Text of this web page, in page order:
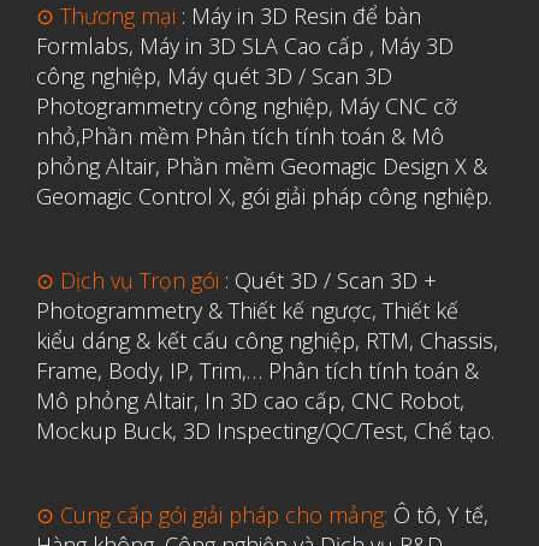
⊙ Thương mại : Máy in 3D Resin để bàn
Formlabs, Máy in 3D SLA Cao cấp , Máy 3D
công nghiệp, Máy quét 3D / Scan 3D
Photogrammetry công nghiệp, Máy CNC cỡ
nhỏ,Phần mềm Phân tích tính toán & Mô
phỏng Altair, Phần mềm Geomagic Design X &
Geomagic Control X, gói giải pháp công nghiệp.
⊙ Dịch vụ Trọn gói : Quét 3D / Scan 3D +
Photogrammetry & Thiết kế ngược, Thiết kế
kiểu dáng & kết cấu công nghiệp, RTM, Chassis,
Frame, Body, IP, Trim,… Phân tích tính toán &
Mô phỏng Altair, In 3D cao cấp, CNC Robot,
Mockup Buck, 3D Inspecting/QC/Test, Chế tạo.
⊙ Cung cấp gói giải pháp cho mảng: Ô tô, Y tế,